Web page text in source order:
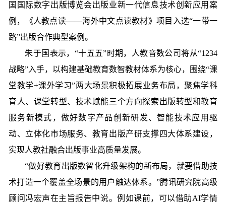
国国际数字出版博览会出版业新一代信息技术创新应用案
例，《人教点读——海外中文点读教材》项目入选“一带一
路”出版合作典型案例。
朱于国表示，“十五五”时期，人教音数公司将从“1234
战略”入手，以构建基础教育数智教材体系为核心，围绕“课
堂教学+课外学习”两大场景积极拓展业务布局，聚焦学科
育人、课堂转型、技术赋能三个方向探索出版转型和教育
服务新模式，做好数字产品创新研发、智能技术应用驱
动、立体化市场服务、教育出版产研支撑四大体系建设，
实现人教社融合出版事业高质量发展。
“做好教育出版数智化升级架构的新布局，就要借助技
术打造一个覆盖全场景的用户触达体系。”腾讯研究院高级
顾问冯宏声在主旨报告中说。例如课前，可以借助AI学情